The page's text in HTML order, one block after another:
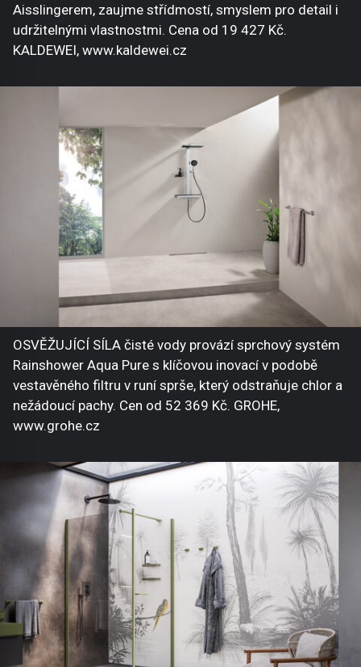
Aisslingerem, zaujme střídmostí, smyslem pro detail i
udržitelnými vlastnostmi. Cena od 19 427 Kč.
KALDEWEI, www.kaldewei.cz
OSVĚŽUJÍCÍ SÍLA čisté vody provází sprchový systém
Rainshower Aqua Pure s klíčovou inovací v podobě
vestavěného filtru v runí sprše, který odstraňuje chlor a
nežádoucí pachy. Cen od 52 369 Kč. GROHE,
www.grohe.cz